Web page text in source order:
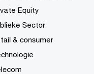
Equity
Sector
& consumer